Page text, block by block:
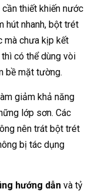
thiết khiến nước
hút nhanh, bột trét
mà chưa kịp kết
có thể dùng vòi
bề mặt tường.
làm giảm khả năng
lớp sơn. Các
nên trát bột trét
bị tác dụng
hướng dẫn và tỷ